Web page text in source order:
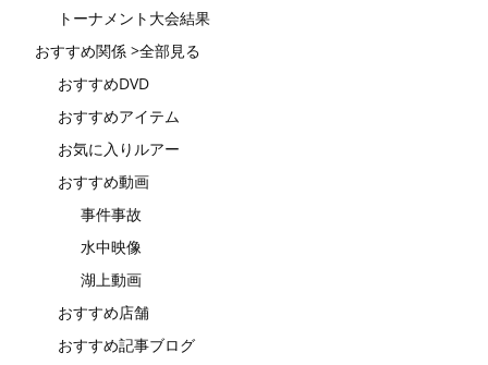
トーナメント大会結果
おすすめ関係 >全部見る
おすすめDVD
おすすめアイテム
お気に入りルアー
おすすめ動画
事件事故
水中映像
湖上動画
おすすめ店舗
おすすめ記事ブログ